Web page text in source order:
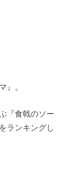
』。
『食戟のソー
ランキングし